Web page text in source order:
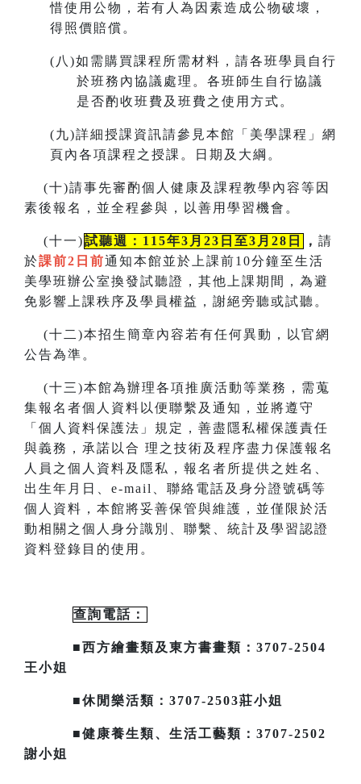
惜使用公物，若有人為因素造成公物破壞，
得照價賠償。
( 八)如需購買課程所需材料，請各班學員自行
於班務內協議處理。各班師生自行協議
是否酌收班費及班費之使用方式。
(九)詳細授課資訊請參見本館「美學課程」網
頁內各項課程之授課。
日期及大綱。
(十)請事先審酌個人健康及課程教學內容等因
素後報名，並全程參與，以善用學習機會。
(十一)試聽週：115年3月23日至3月28日 ， 請
於課前2日前通知本館並於上課前10分鐘至生活
美學班辦公室換發試聽證， 其他上課期間，為避
免影響上課秩序及學員權益，謝絕旁聽或試聽。
(十二)本招生簡章內容若有任何異動 ，
以官網
公告為準。
(十三)本館為辦理各項推廣活動等業務，需蒐
集報名者個人資料以便聯繫及通知，並將遵守
「個人資料保護法」規定，善盡隱私權保護責任
與義務，承諾以合 理之技術及程序盡力保護報名
人員之個人資料及隱私，報名者所提供之姓名、
出生年月日、 e-mail
、聯絡電話及身分證號碼等
個人資料，本館將妥善保管與維護，並僅限於活
動相關之個人身分識別、聯繫、統計及 學習認證
資料登錄目的使用。
查詢電話：
■西方繪畫類及東方書畫類：3707-2504
王小姐
■休閒樂活類：3707-2503莊小姐
■健康養生類、生活工藝類：3707-2502
謝小姐